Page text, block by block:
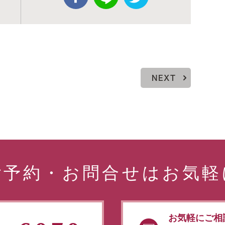
NEXT
約・お問合せはお気軽
お気軽にご